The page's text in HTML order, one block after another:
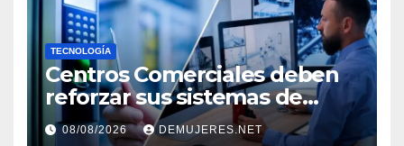
TECNOLOGÍA
Centros Comerciales deben
reforzar sus sistemas de
seguridad ante el
08/08/2026 DEMUJERES.NET